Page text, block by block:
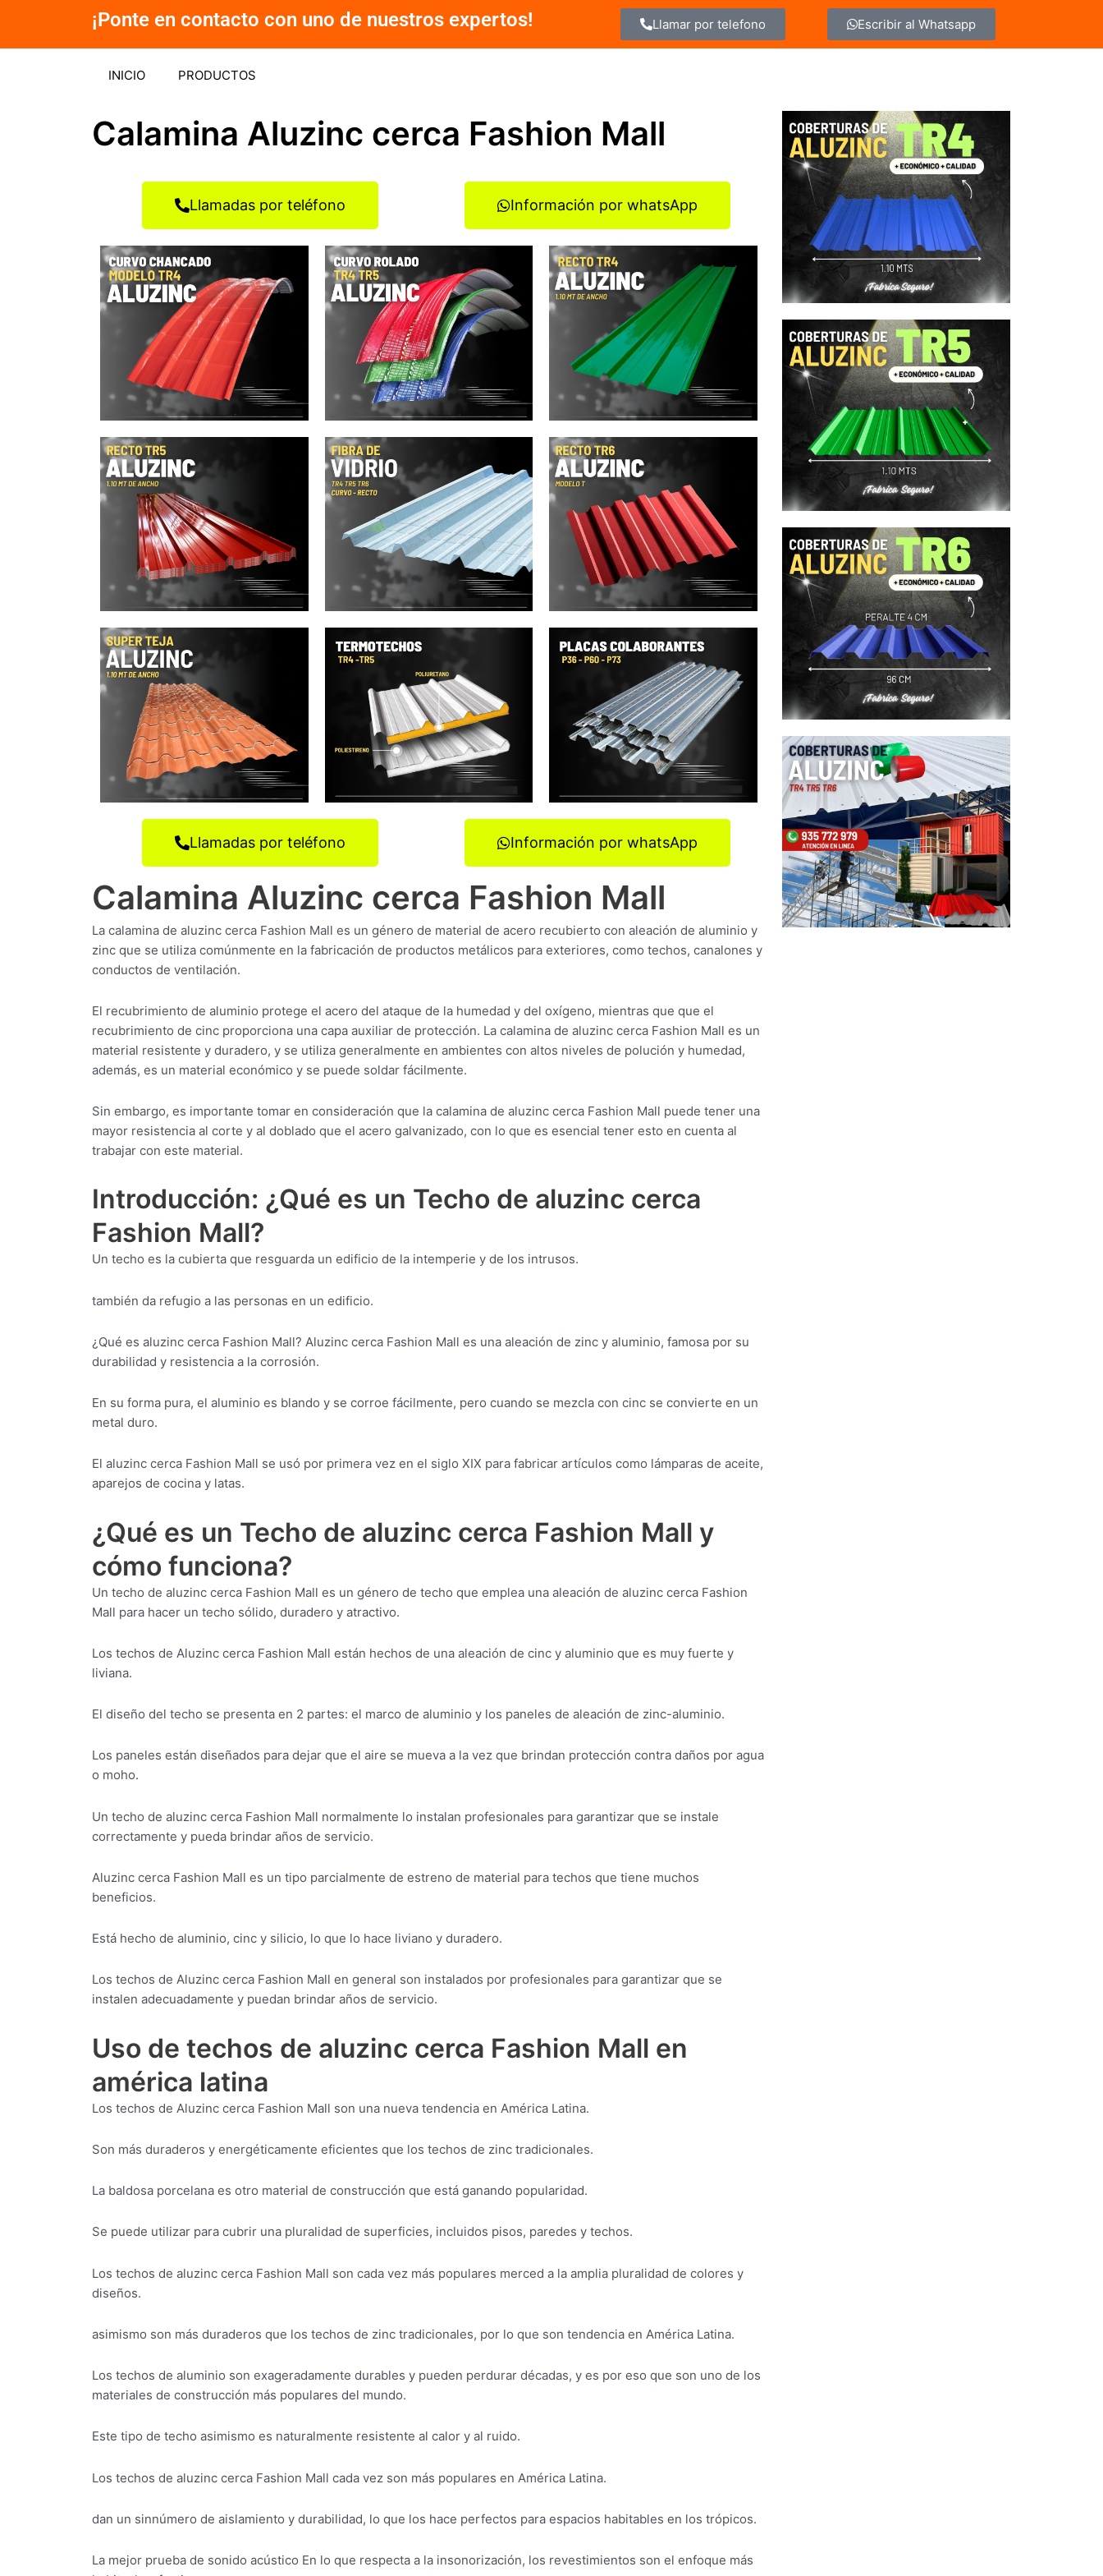
contenido
¡Ponte en contacto con uno de nuestros expertos! Llamar por telefono Escribir al Whatsapp
INICIO PRODUCTOS
Calamina Aluzinc cerca Fashion Mall
Llamadas por teléfono Información por whatsApp
Llamadas por teléfono Información por whatsApp
Calamina Aluzinc cerca Fashion Mall
La calamina de aluzinc cerca Fashion Mall es un género de material de acero recubierto con aleación de aluminio y
zinc que se utiliza comúnmente en la fabricación de productos metálicos para exteriores, como techos, canalones y
conductos de ventilación.
El recubrimiento de aluminio protege el acero del ataque de la humedad y del oxígeno, mientras que que el
recubrimiento de cinc proporciona una capa auxiliar de protección. La calamina de aluzinc cerca Fashion Mall es un
material resistente y duradero, y se utiliza generalmente en ambientes con altos niveles de polución y humedad,
además, es un material económico y se puede soldar fácilmente.
Sin embargo, es importante tomar en consideración que la calamina de aluzinc cerca Fashion Mall puede tener una
mayor resistencia al corte y al doblado que el acero galvanizado, con lo que es esencial tener esto en cuenta al
trabajar con este material.
Introducción: ¿Qué es un Techo de aluzinc cerca
Fashion Mall?
Un techo es la cubierta que resguarda un edificio de la intemperie y de los intrusos.
también da refugio a las personas en un edificio.
¿Qué es aluzinc cerca Fashion Mall? Aluzinc cerca Fashion Mall es una aleación de zinc y aluminio, famosa por su
durabilidad y resistencia a la corrosión.
En su forma pura, el aluminio es blando y se corroe fácilmente, pero cuando se mezcla con cinc se convierte en un
metal duro.
El aluzinc cerca Fashion Mall se usó por primera vez en el siglo XIX para fabricar artículos como lámparas de aceite,
aparejos de cocina y latas.
¿Qué es un Techo de aluzinc cerca Fashion Mall y
cómo funciona?
Un techo de aluzinc cerca Fashion Mall es un género de techo que emplea una aleación de aluzinc cerca Fashion
Mall para hacer un techo sólido, duradero y atractivo.
Los techos de Aluzinc cerca Fashion Mall están hechos de una aleación de cinc y aluminio que es muy fuerte y
liviana.
El diseño del techo se presenta en 2 partes: el marco de aluminio y los paneles de aleación de zinc-aluminio.
Los paneles están diseñados para dejar que el aire se mueva a la vez que brindan protección contra daños por agua
o moho.
Un techo de aluzinc cerca Fashion Mall normalmente lo instalan profesionales para garantizar que se instale
correctamente y pueda brindar años de servicio.
Aluzinc cerca Fashion Mall es un tipo parcialmente de estreno de material para techos que tiene muchos
beneficios.
Está hecho de aluminio, cinc y silicio, lo que lo hace liviano y duradero.
Los techos de Aluzinc cerca Fashion Mall en general son instalados por profesionales para garantizar que se
instalen adecuadamente y puedan brindar años de servicio.
Uso de techos de aluzinc cerca Fashion Mall en
américa latina
Los techos de Aluzinc cerca Fashion Mall son una nueva tendencia en América Latina.
Son más duraderos y energéticamente eficientes que los techos de zinc tradicionales.
La baldosa porcelana es otro material de construcción que está ganando popularidad.
Se puede utilizar para cubrir una pluralidad de superficies, incluidos pisos, paredes y techos.
Los techos de aluzinc cerca Fashion Mall son cada vez más populares merced a la amplia pluralidad de colores y
diseños.
asimismo son más duraderos que los techos de zinc tradicionales, por lo que son tendencia en América Latina.
Los techos de aluminio son exageradamente durables y pueden perdurar décadas, y es por eso que son uno de los
materiales de construcción más populares del mundo.
Este tipo de techo asimismo es naturalmente resistente al calor y al ruido.
Los techos de aluzinc cerca Fashion Mall cada vez son más populares en América Latina.
dan un sinnúmero de aislamiento y durabilidad, lo que los hace perfectos para espacios habitables en los trópicos.
La mejor prueba de sonido acústico En lo que respecta a la insonorización, los revestimientos son el enfoque más